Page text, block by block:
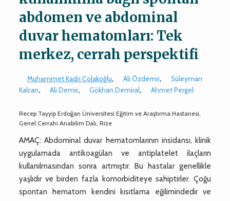
abdomen ve abdominal
duvar hematomları: Tek
merkez, cerrah perspektifi
Muhammet Kadri Çolakoğlu, Ali Özdemir,
Süleyman
Kalcan, Ali Demir, Gökhan Demiral, Ahmet Pergel
Recep Tayyip Erdoğan Üniversitesi Eğitim ve Araştırma Hastanesi,
Genel Cerrahi Anabilim Dalı, Rize
AMAÇ: Abdominal duvar hematomlarının insidansı, klinik
uygulamada antikoagülan ve antiplatelet ilaçların
kullanılmasından sonra artmıştır. Bu hastalar genellikle
yaşlıdır ve birden fazla komorbiditeye sahiptirler. Çoğu
spontan hematom kendini kısıtlama eğilimindedir ve